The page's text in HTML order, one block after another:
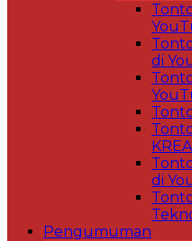
di
di
Pengumuman